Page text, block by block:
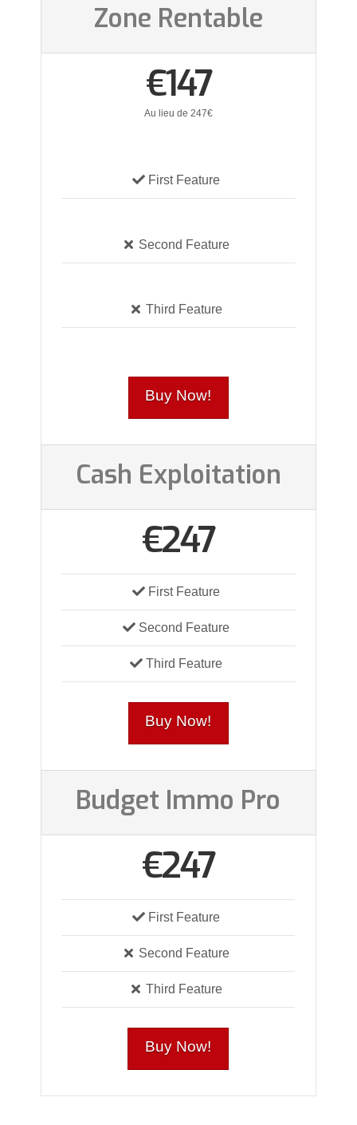
Zone Rentable
€147
Au lieu de 247€
First Feature
Second Feature
Third Feature
Buy Now!
Cash Exploitation
€247
First Feature
Second Feature
Third Feature
Buy Now!
Budget Immo Pro
€247
First Feature
Second Feature
Third Feature
Buy Now!